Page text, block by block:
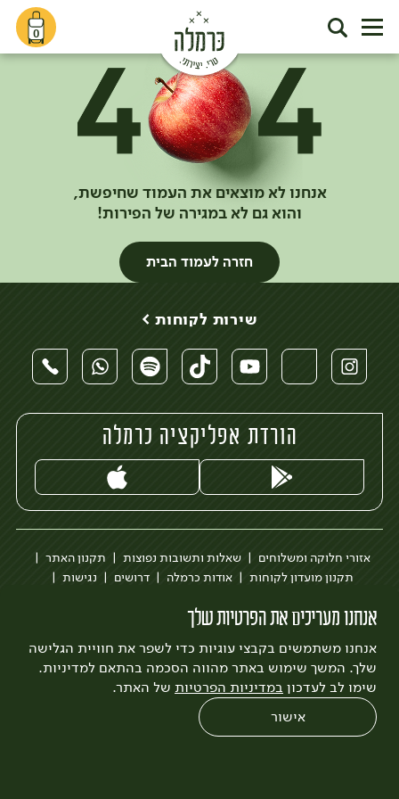
0
אנחנו לא מוצאים את העמוד שחיפשת,
והוא גם לא במגירה של הפירות!
חזרה לעמוד הבית
אנחנו מעריכים את הפרטיות שלך
אנחנו משתמשים בקבצי עוגיות כדי לשפר את חוויית הגלישה
שלך. המשך שימוש באתר מהווה הסכמה בהתאם למדיניות.
שימו לב לעדכון במדיניות הפרטיות של האתר.
אישור
שירות לקוחות >
הורדת אפליקציה כרמלה
אזורי חלוקה ומשלוחים שאלות ותשובות נפוצות
תקנון האתר
תקנון מועדון לקוחות
אודות כרמלה דרושים
נגישות
לצפייה בעדכון מדיניות פרטיות
עיצוב:3bears פיתוח:Quatro